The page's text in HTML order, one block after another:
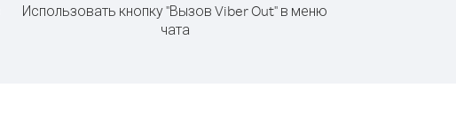
Использовать кнопку "Вызов Viber Out" в меню
чата